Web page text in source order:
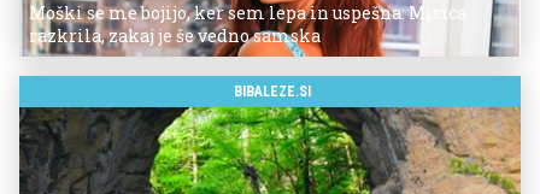
Moški se me bojijo, ker sem lepa in uspešna: Misica
razkrila, zakaj je še vedno samska
BIBALEZE.SI